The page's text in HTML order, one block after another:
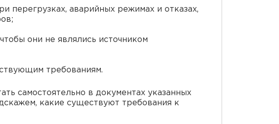
перегрузках, аварийных режимах и отказах,
они не являлись источником
требованиям.
самостоятельно в документах указанных
какие существуют требования к